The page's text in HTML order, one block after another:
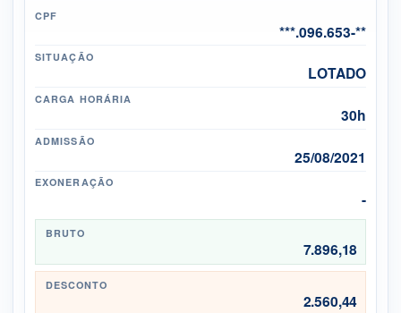
CPF
***.096.653-**
SITUAÇÃO
LOTADO
CARGA HORÁRIA
30h
ADMISSÃO
25/08/2021
EXONERAÇÃO
-
BRUTO
7.896,18
DESCONTO
2.560,44